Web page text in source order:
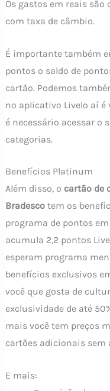
Os gastos em reais
com taxa de câmbio.
É importante também
pontos o saldo de
cartão. Podemos
no aplicativo Livelo aí é
é necessário acessar o
categorias.
Benefícios Platinum
Além disso, o cartão de
Bradescotem os
programa de pontos
acumula 2,2 pontos
esperam programa
benefícios exclusivos
você que gosta de
exclusividade de até
mais você tem preços
cartões adicionais sem
E mais: